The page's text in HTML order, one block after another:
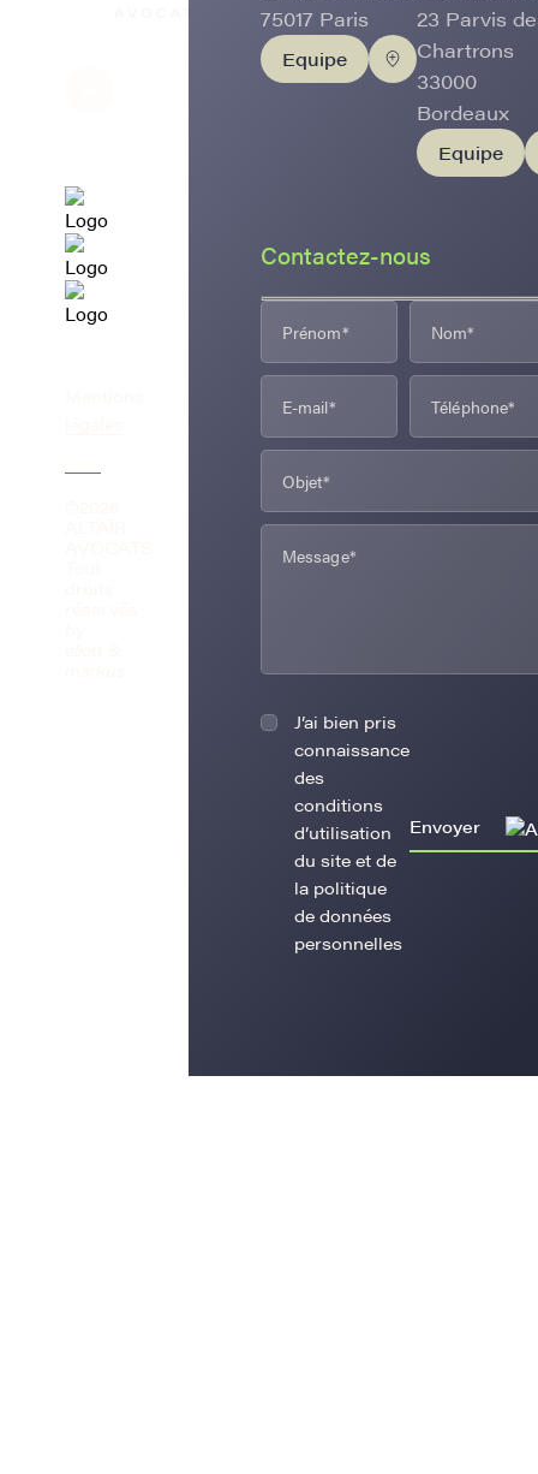
75017 Paris
Equipe
23 Parvis
Chartrons
33000
Bordeaux
Equipe
Contactez-nous
J’ai bien pris
connaissance
des
conditions
d’utilisation
du site et de
la politique
de données
personnelles
Envoyer